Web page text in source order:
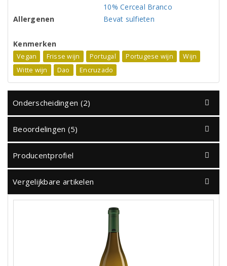
10% Cerceal Branco
Allergenen
Bevat sulfieten
Kenmerken
Vegan Frisse wijn Portugal Portugese wijn
Wijn
Witte wijn
Dao Encruzado
Onderscheidingen (2)
Beoordelingen (5)
Producentprofiel
Vergelijkbare artikelen